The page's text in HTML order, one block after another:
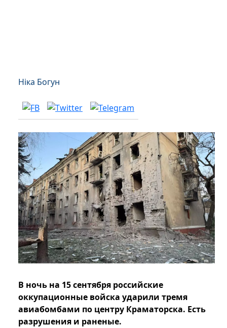
Ніка Богун
В ночь на 15 сентября российские
оккупационные войска ударили тремя
авиабомбами по центру Краматорска. Есть
разрушения и раненые.